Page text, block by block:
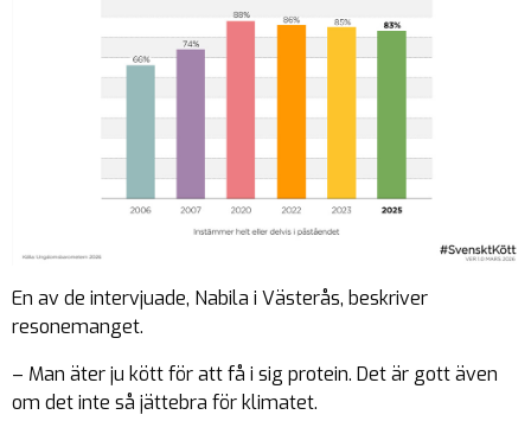
En av de intervjuade, Nabila i Västerås, beskriver
resonemanget.
– Man äter ju kött för att få i sig protein. Det är gott även
om det inte så jättebra för klimatet.